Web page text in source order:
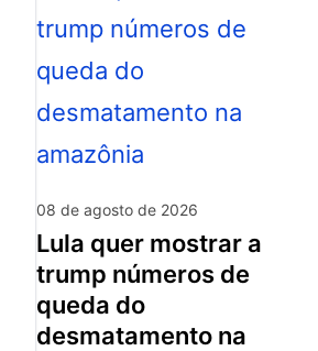
08 de agosto de 2026
lula quer mostrar a
trump números de
queda do
desmatamento na